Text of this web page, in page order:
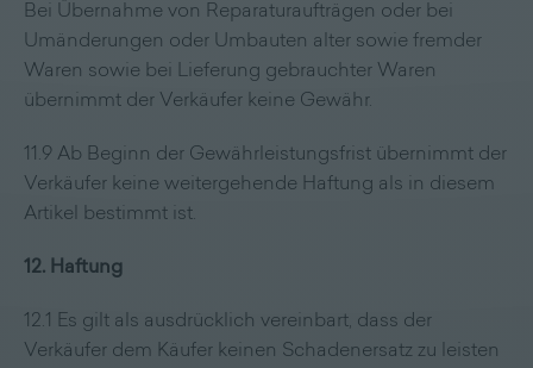
Bei Übernahme von Reparaturaufträgen oder bei
Umänderungen oder Umbauten alter sowie fremder
Waren sowie bei Lieferung gebrauchter Waren
übernimmt der Verkäufer keine Gewähr.
11.9 Ab Beginn der Gewährleistungsfrist übernimmt der
Verkäufer keine weitergehende Haftung als in diesem
Artikel bestimmt ist.
12. Haftung
12.1 Es gilt als ausdrücklich vereinbart, dass der
Verkäufer dem Käufer keinen Schadenersatz zu leisten